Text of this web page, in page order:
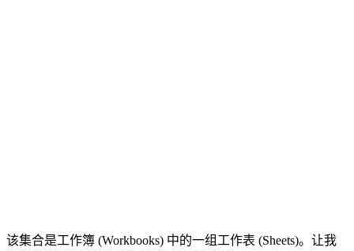
该集合是工作簿 (Workbooks) 中的一组工作表 (Sheets)。让我